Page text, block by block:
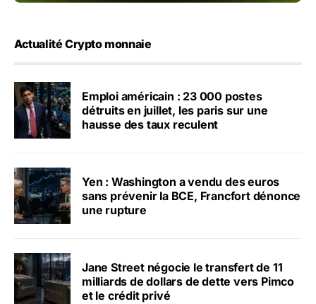
Actualité Crypto monnaie
Emploi américain : 23 000 postes
détruits en juillet, les paris sur une
hausse des taux reculent
Yen : Washington a vendu des euros
sans prévenir la BCE, Francfort dénonce
une rupture
Jane Street négocie le transfert de 11
milliards de dollars de dette vers Pimco
et le crédit privé